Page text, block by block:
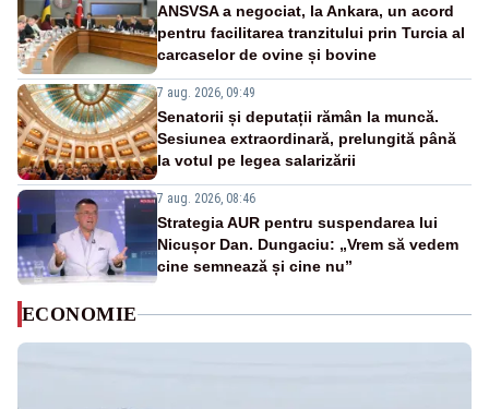
ANSVSA a negociat, la Ankara, un acord
pentru facilitarea tranzitului prin Turcia al
carcaselor de ovine și bovine
7 aug. 2026, 09:49
Senatorii și deputații rămân la muncă.
Sesiunea extraordinară, prelungită până
la votul pe legea salarizării
7 aug. 2026, 08:46
Strategia AUR pentru suspendarea lui
Nicușor Dan. Dungaciu: „Vrem să vedem
cine semnează și cine nu”
ECONOMIE